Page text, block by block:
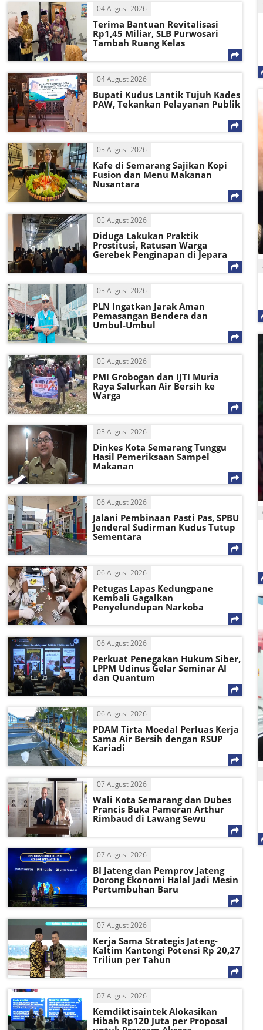
04 August 2026
Terima Bantuan Revitalisasi
Rp1,45 Miliar, SLB Purwosari
Tambah Ruang Kelas
04 August 2026
Bupati Kudus Lantik Tujuh Kades
PAW, Tekankan Pelayanan Publik
05 August 2026
Kafe di Semarang Sajikan Kopi
Fusion dan Menu Makanan
Nusantara
05 August 2026
Diduga Lakukan Praktik
Prostitusi, Ratusan Warga
Gerebek Penginapan di Jepara
05 August 2026
PLN Ingatkan Jarak Aman
Pemasangan Bendera dan
Umbul-Umbul
05 August 2026
PMI Grobogan dan IJTI Muria
Raya Salurkan Air Bersih ke
Warga
05 August 2026
Dinkes Kota Semarang Tunggu
Hasil Pemeriksaan Sampel
Makanan
06 August 2026
Jalani Pembinaan Pasti Pas, SPBU
Jenderal Sudirman Kudus Tutup
Sementara
06 August 2026
Petugas Lapas Kedungpane
Kembali Gagalkan
Penyelundupan Narkoba
06 August 2026
Perkuat Penegakan Hukum Siber,
LPPM Udinus Gelar Seminar AI
dan Quantum
06 August 2026
PDAM Tirta Moedal Perluas Kerja
Sama Air Bersih dengan RSUP
Kariadi
07 August 2026
Wali Kota Semarang dan Dubes
Prancis Buka Pameran Arthur
Rimbaud di Lawang Sewu
07 August 2026
BI Jateng dan Pemprov Jateng
Dorong Ekonomi Halal Jadi Mesin
Pertumbuhan Baru
07 August 2026
Kerja Sama Strategis Jateng-
Kaltim Kantongi Potensi Rp 20,27
Triliun per Tahun
07 August 2026
Kemdiktisaintek Alokasikan
Hibah Rp120 Juta per Proposal